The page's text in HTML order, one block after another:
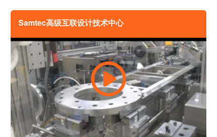
Samtec高级互联设计技术中心